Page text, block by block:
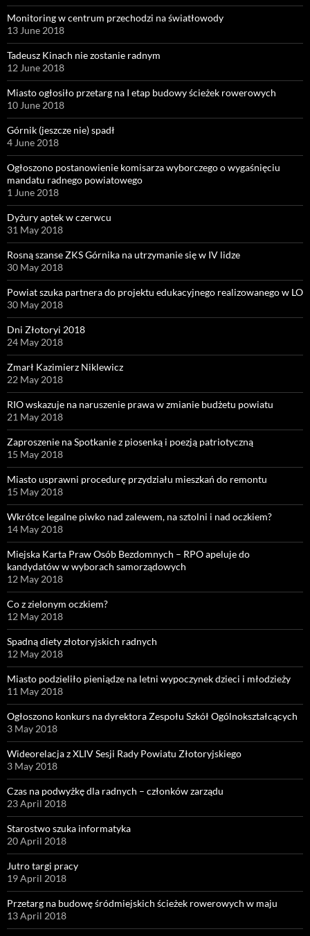
Monitoring w centrum przechodzi na światłowody
13 June 2018
Tadeusz Kinach nie zostanie radnym
12 June 2018
Miasto ogłosiło przetarg na I etap budowy ścieżek rowerowych
10 June 2018
Górnik (jeszcze nie) spadł
4 June 2018
Ogłoszono postanowienie komisarza wyborczego o wygaśnięciu
mandatu radnego powiatowego
1 June 2018
Dyżury aptek w czerwcu
31 May 2018
Rosną szanse ZKS Górnika na utrzymanie się w IV lidze
30 May 2018
Powiat szuka partnera do projektu edukacyjnego realizowanego w LO
30 May 2018
Dni Złotoryi 2018
24 May 2018
Zmarł Kazimierz Niklewicz
22 May 2018
RIO wskazuje na naruszenie prawa w zmianie budżetu powiatu
21 May 2018
Zaproszenie na Spotkanie z piosenką i poezją patriotyczną
15 May 2018
Miasto usprawni procedurę przydziału mieszkań do remontu
15 May 2018
Wkrótce legalne piwko nad zalewem, na sztolni i nad oczkiem?
14 May 2018
Miejska Karta Praw Osób Bezdomnych – RPO apeluje do
kandydatów w wyborach samorządowych
12 May 2018
Co z zielonym oczkiem?
12 May 2018
Spadną diety złotoryjskich radnych
12 May 2018
Miasto podzieliło pieniądze na letni wypoczynek dzieci i młodzieży
11 May 2018
Ogłoszono konkurs na dyrektora Zespołu Szkół Ogólnokształcących
3 May 2018
Wideorelacja z XLIV Sesji Rady Powiatu Złotoryjskiego
3 May 2018
Czas na podwyżkę dla radnych – członków zarządu
23 April 2018
Starostwo szuka informatyka
20 April 2018
Jutro targi pracy
19 April 2018
Przetarg na budowę śródmiejskich ścieżek rowerowych w maju
13 April 2018